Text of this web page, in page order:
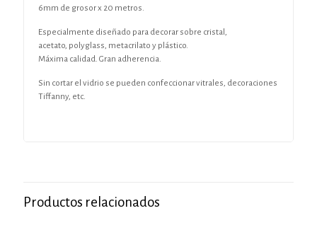
6mm de grosor x 20 metros.
Especialmente diseñado para decorar sobre cristal,
acetato, polyglass, metacrilato y plástico.
Máxima calidad. Gran adherencia.
Sin cortar el vidrio se pueden confeccionar vitrales, decoraciones
Tiffanny, etc.
Productos relacionados